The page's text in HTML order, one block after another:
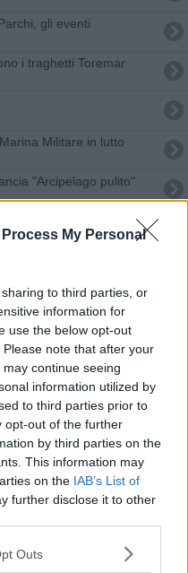
Process My Personal
to third parties, or
information for
use the below opt-out
note that after your
continue seeing
information utilized by
to third parties prior to
opt-out of the further
by third parties on the
This information may
on the IAB’s List of
further disclose it to other
Outs
gli eventi
i traghetti Toremar
Militare in lutto
"Arcipelago pulito"
scovati dal satellite
sequestro in Toscana
al bando, già detto"
di Commercio
sulla costa toscana
mare e dal cielo